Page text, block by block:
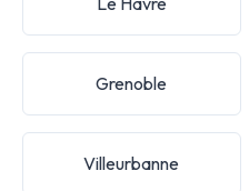
Grenoble
Villeurbanne